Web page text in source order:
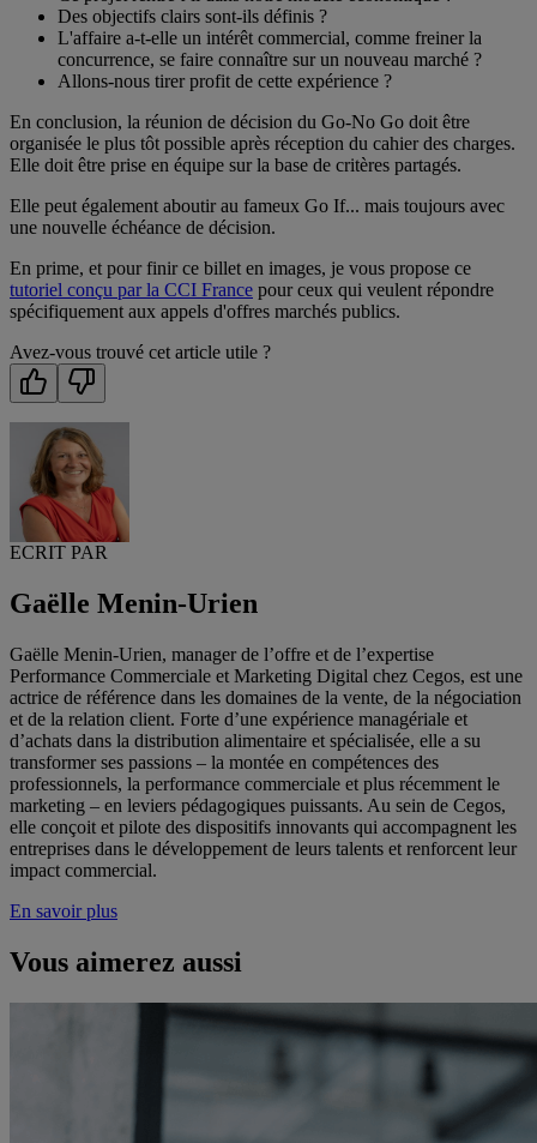
Des objectifs clairs sont-ils définis ?
L'affaire a-t-elle un intérêt commercial, comme freiner la
concurrence, se faire connaître sur un nouveau marché ?
Allons-nous tirer profit de cette expérience ?
En conclusion, la réunion de décision du Go-No Go doit être
organisée le plus tôt possible après réception du cahier des charges.
Elle doit être prise en équipe sur la base de critères partagés.
Elle peut également aboutir au fameux Go If... mais toujours avec
une nouvelle échéance de décision.
En prime, et pour finir ce billet en images, je vous propose ce
tutoriel conçu par la CCI France pour ceux qui veulent répondre
spécifiquement aux appels d'offres marchés publics.
Avez-vous trouvé cet article utile ?
ECRIT PAR
Gaëlle Menin-Urien
Gaëlle Menin-Urien, manager de l’offre et de l’expertise
Performance Commerciale et Marketing Digital chez Cegos, est une
actrice de référence dans les domaines de la vente, de la négociation
et de la relation client. Forte d’une expérience managériale et
d’achats dans la distribution alimentaire et spécialisée, elle a su
transformer ses passions – la montée en compétences des
professionnels, la performance commerciale et plus récemment le
marketing – en leviers pédagogiques puissants. Au sein de Cegos,
elle conçoit et pilote des dispositifs innovants qui accompagnent les
entreprises dans le développement de leurs talents et renforcent leur
impact commercial.
En savoir plus
Vous aimerez aussi